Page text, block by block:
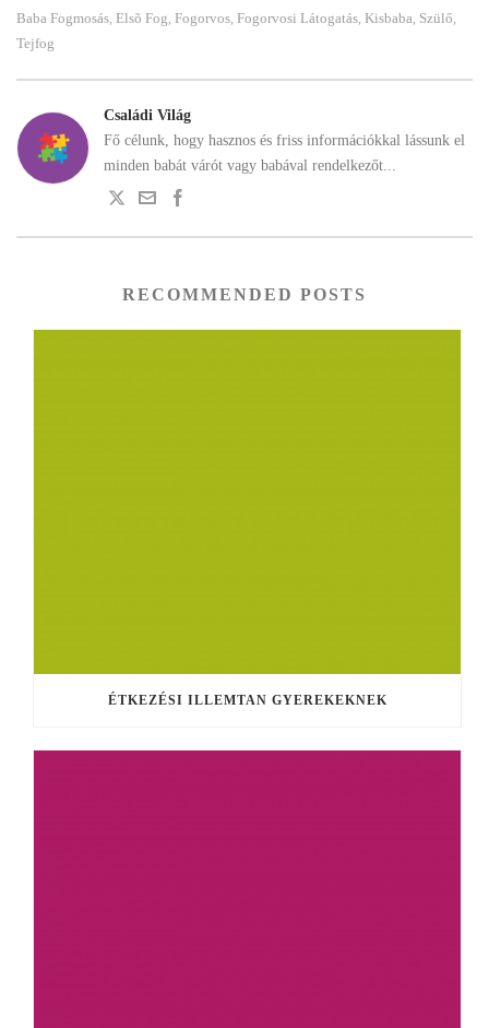
Baba Fogmosás, Elsõ Fog, Fogorvos, Fogorvosi Látogatás, Kisbaba, Szülő,
Tejfog
Családi Világ
Fő célunk, hogy hasznos és friss információkkal lássunk el
minden babát várót vagy babával rendelkezőt...
RECOMMENDED POSTS
ÉTKEZÉSI ILLEMTAN GYEREKEKNEK